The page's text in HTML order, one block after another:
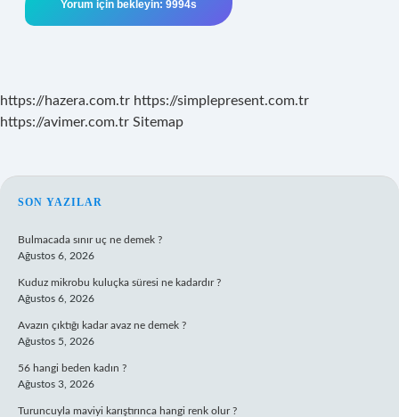
https://hazera.com.tr https://simplepresent.com.tr
https://avimer.com.tr Sitemap
SIDEBAR
SON YAZILAR
Bulmacada sınır uç ne demek ?
Ağustos 6, 2026
Kuduz mikrobu kuluçka süresi ne kadardır ?
Ağustos 6, 2026
Avazın çıktığı kadar avaz ne demek ?
Ağustos 5, 2026
56 hangi beden kadın ?
Ağustos 3, 2026
Turuncuyla maviyi karıştırınca hangi renk olur ?